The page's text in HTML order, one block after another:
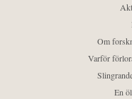
Om
Varför
En